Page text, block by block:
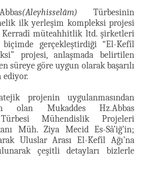
(Aleyhisselâm) Türbesinin
ilk yerleşim kompleksi projesi
müteahhitlik ltd. şirketleri
gerçekleştirdiği “El-Kefîl
projesi, anlaşmada belirtilen
süreye göre uygun olarak başarılı
ediyor.
projenin uygulanmasından
olan Mukaddes Hz.Abbas
Mühendislik Projeleri
Müh. Ziya Mecid Es-Sâ’iğ’in;
Uluslar Arası El-Kefîl Ağı’na
çeşitli detayları bizlerle